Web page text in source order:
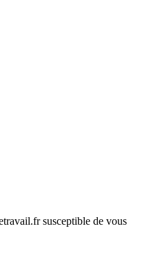
susceptible de vous